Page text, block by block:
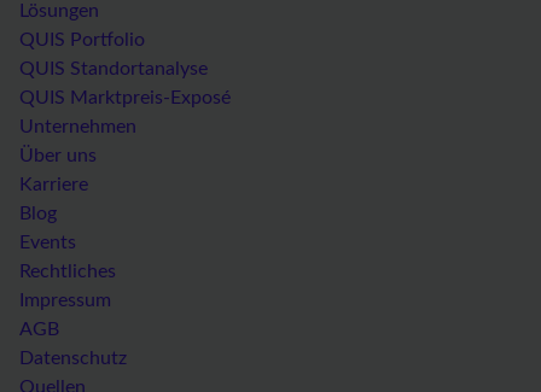
Lösungen
QUIS Portfolio
QUIS Standortanalyse
QUIS Marktpreis-Exposé
Unternehmen
Über uns
Karriere
Blog
Events
Rechtliches
Impressum
AGB
Datenschutz
Quellen